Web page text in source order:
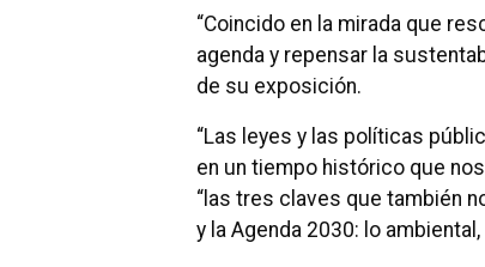
“Coincido en la mirada que
agenda y repensar la
de su exposición.
“Las leyes y las políticas
en un tiempo histórico que
“las tres claves que también
y la Agenda 2030: lo